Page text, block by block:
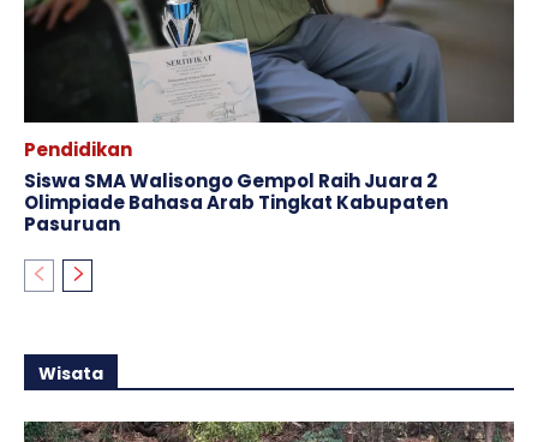
Pendidikan
Siswa SMA Walisongo Gempol Raih Juara 2
Olimpiade Bahasa Arab Tingkat Kabupaten
Pasuruan
Wisata